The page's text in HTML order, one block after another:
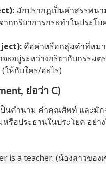
มักปรากฏเป็นคำสรรพน
กกริยาการกระทำในประโย
คือคำหรือกลุ่มคำที่หม
ะอยู่ระหว่างกริยากับกรรม
ให้กับใคร/อะไร)
ย่อว่า C)
ป็นคำนาม คำคุณศัพท์ และมั
รือประธานในประโยค อย่า
is a teacher. (น้องสาวของ